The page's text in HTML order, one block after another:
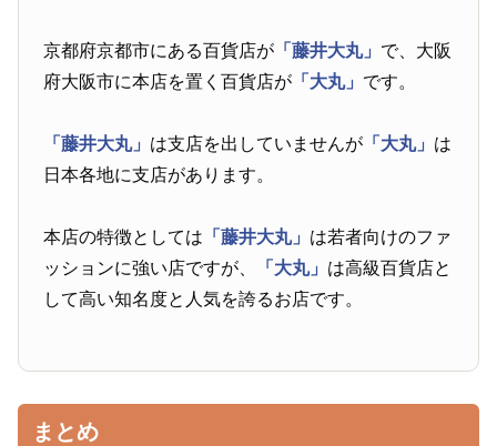
京都府京都市にある百貨店が 「藤井大丸」 で、大阪
府大阪市に本店を置く百貨店が 「大丸」 です。
「藤井大丸」 は支店を出していませんが 「大丸」 は
日本各地に支店があります。
本店の特徴としては 「藤井大丸」 は若者向けのファ
ッションに強い店ですが、
「大丸」 は高級百貨店と
して高い知名度と人気を誇るお店です。
まとめ